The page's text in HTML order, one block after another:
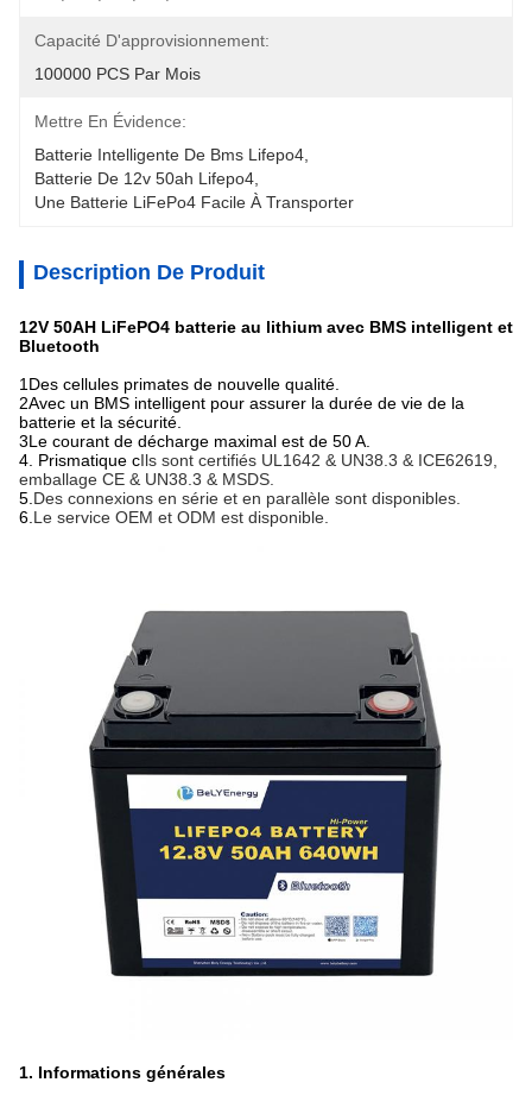
Capacité D'approvisionnement:
100000 PCS Par Mois
Mettre En Évidence:
Batterie Intelligente De Bms Lifepo4
Batterie De 12v 50ah Lifepo4
Une Batterie LiFePo4 Facile À Transporter
Description De Produit
12V 50AH LiFePO4 batterie au lithium avec BMS intelligent et
Bluetooth
1Des cellules primates de nouvelle qualité.
2Avec un BMS intelligent pour assurer la durée de vie de la
batterie et la sécurité.
3Le courant de décharge maximal est de 50 A.
4. Prismatique cIls sont certifiés UL1642 & UN38.3 & ICE62619,
emballage CE & UN38.3 & MSDS.
5. Des connexions en série et en parallèle sont disponibles.
6. Le service OEM et ODM est disponible.
1. Informations générales